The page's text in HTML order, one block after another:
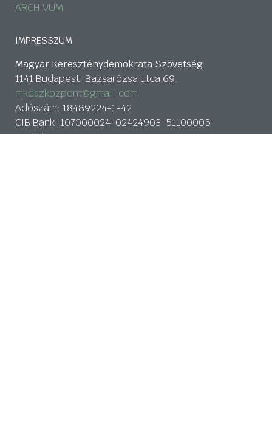
ARCHIVUM
IMPRESSZUM
Magyar Kereszténydemokrata Szövetség
1141 Budapest, Bazsarózsa utca 69.
mkdszkozpont@gmail.com
Adószám: 18489224-1-42
CIB Bank: 107000024-02424903-51100005
tovább>>